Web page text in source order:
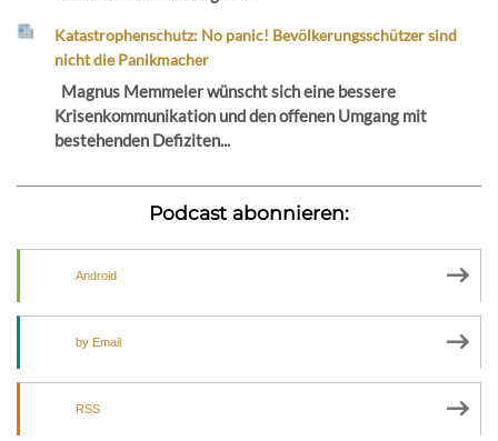
Katastrophenschutz: No panic! Bevölkerungsschützer sind
nicht die Panikmacher
Magnus Memmeler wünscht sich eine bessere
Krisenkommunikation und den offenen Umgang mit
bestehenden Defiziten...
Podcast abonnieren:
Android
by Email
RSS